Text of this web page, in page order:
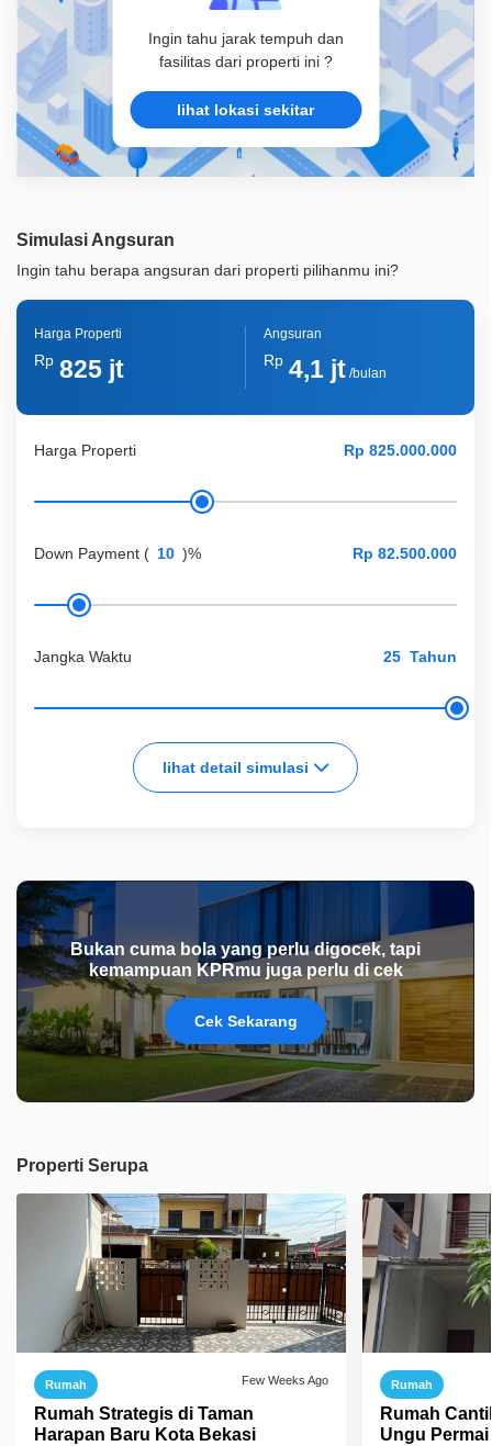
Ingin tahu jarak tempuh dan
fasilitas dari properti ini ?
lihat lokasi sekitar
Simulasi Angsuran
Ingin tahu berapa angsuran dari properti pilihanmu ini?
Harga Properti
Down Payment ( )%
Jangka Waktu Tahun
lihat detail simulasi
Harga Properti
Rp 825 jt
Angsuran
Rp 4,1 jt/bulan
Bukan cuma bola yang perlu digocek, tapi
kemampuan KPRmu juga perlu di cek
Cek Sekarang
Properti Serupa
Rumah Few Weeks Ago
Rumah Strategis di Taman
Harapan Baru Kota Bekasi
Rumah
Rumah
Ungu